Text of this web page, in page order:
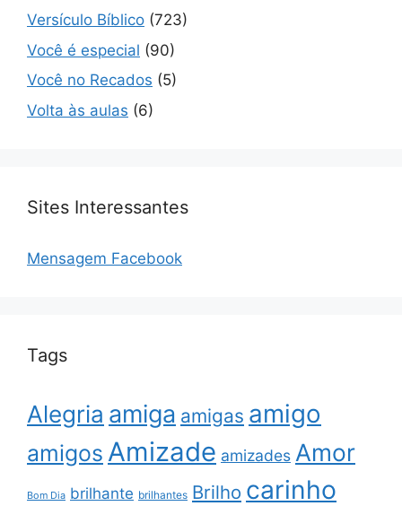
Versículo Bíblico (723)
Você é especial (90)
Você no Recados (5)
Volta às aulas (6)
Sites Interessantes
Mensagem Facebook
Tags
Alegria amiga amigas amigo
amigos Amizade amizades Amor
Bom Dia brilhante brilhantes Brilho carinho